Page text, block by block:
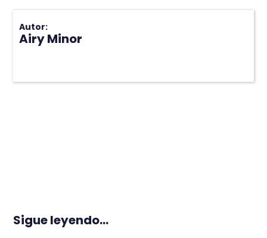
Autor:
Airy Minor
Sigue leyendo...